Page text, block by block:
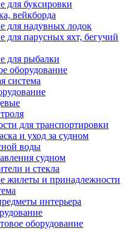
для буксировки
вейкборда
для надувных лодок
для парусных яхт, бегучий
для рыбалки
оборудование
система
для транспортировки
и уход за судном
воды
судном
и стекла
жилеты и принадлежности
интерьера
оборудование